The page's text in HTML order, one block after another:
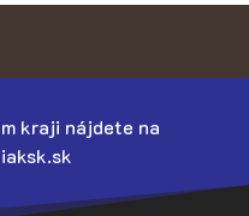
kraji nájdete na